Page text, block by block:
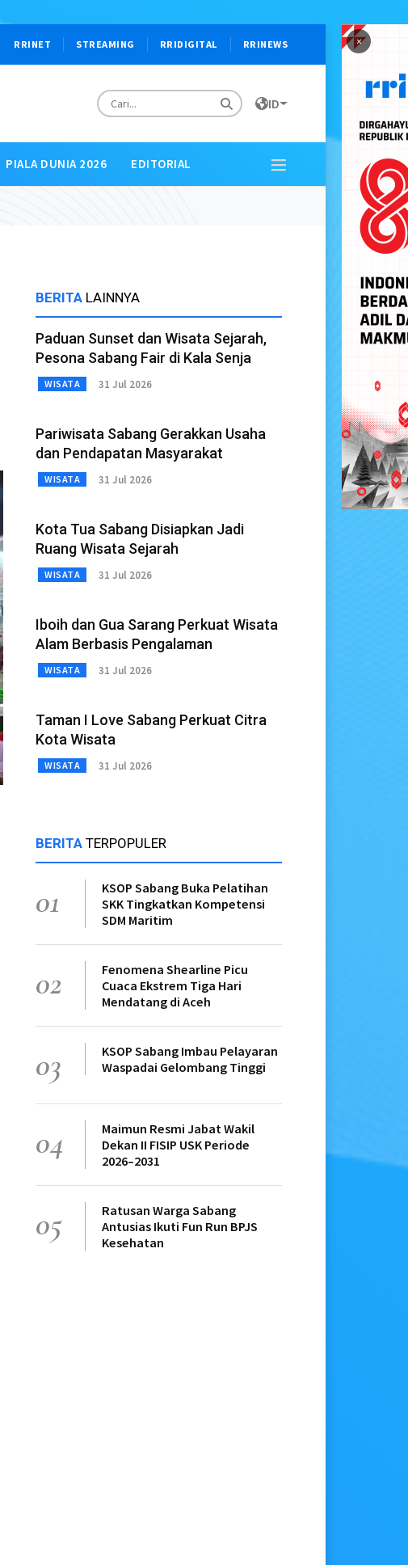
×
RRINET STREAMING RRIDIGITAL RRINEWS
ID
PIALA DUNIA 2026 EDITORIAL
BERITA LAINNYA
Paduan Sunset dan Wisata Sejarah,
Pesona Sabang Fair di Kala Senja
WISATA 31 Jul 2026
Pariwisata Sabang Gerakkan Usaha
dan Pendapatan Masyarakat
WISATA 31 Jul 2026
Kota Tua Sabang Disiapkan Jadi
Ruang Wisata Sejarah
WISATA 31 Jul 2026
Iboih dan Gua Sarang Perkuat Wisata
Alam Berbasis Pengalaman
WISATA 31 Jul 2026
Taman I Love Sabang Perkuat Citra
Kota Wisata
WISATA 31 Jul 2026
BERITA TERPOPULER
01
KSOP Sabang Buka Pelatihan
SKK Tingkatkan Kompetensi
SDM Maritim
02
Fenomena Shearline Picu
Cuaca Ekstrem Tiga Hari
Mendatang di Aceh
03
KSOP Sabang Imbau Pelayaran
Waspadai Gelombang Tinggi
04
Maimun Resmi Jabat Wakil
Dekan II FISIP USK Periode
2026–2031
05
Ratusan Warga Sabang
Antusias Ikuti Fun Run BPJS
Kesehatan